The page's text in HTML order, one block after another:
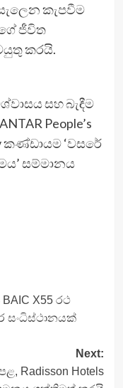
කැපවීම
ජීවිත
කරයි.
සහ බැඳීම
People’s
කණ්ඩායම ‘වසරේ
සම්මානය
X55 රථ
සංධිස්ථානයක්
Next:
Radisson Hotels